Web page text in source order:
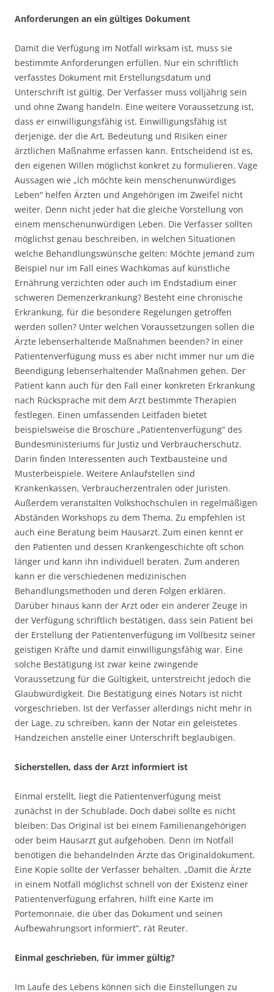
Anforderungen an ein gültiges Dokument
Damit die Verfügung im Notfall wirksam ist, muss sie
bestimmte Anforderungen erfüllen. Nur ein schriftlich
verfasstes Dokument mit Erstellungsdatum und
Unterschrift ist gültig. Der Verfasser muss volljährig sein
und ohne Zwang handeln. Eine weitere Voraussetzung ist,
dass er einwilligungsfähig ist. Einwilligungsfähig ist
derjenige, der die Art, Bedeutung und Risiken einer
ärztlichen Maßnahme erfassen kann. Entscheidend ist es,
den eigenen Willen möglichst konkret zu formulieren. Vage
Aussagen wie „Ich möchte kein menschenunwürdiges
Leben“ helfen Ärzten und Angehörigen im Zweifel nicht
weiter. Denn nicht jeder hat die gleiche Vorstellung von
einem menschenunwürdigen Leben. Die Verfasser sollten
möglichst genau beschreiben, in welchen Situationen
welche Behandlungswünsche gelten: Möchte jemand zum
Beispiel nur im Fall eines Wachkomas auf künstliche
Ernährung verzichten oder auch im Endstadium einer
schweren Demenzerkrankung? Besteht eine chronische
Erkrankung, für die besondere Regelungen getroffen
werden sollen? Unter welchen Voraussetzungen sollen die
Ärzte lebenserhaltende Maßnahmen beenden? In einer
Patientenverfügung muss es aber nicht immer nur um die
Beendigung lebenserhaltender Maßnahmen gehen. Der
Patient kann auch für den Fall einer konkreten Erkrankung
nach Rücksprache mit dem Arzt bestimmte Therapien
festlegen. Einen umfassenden Leitfaden bietet
beispielsweise die Broschüre „Patientenverfügung“ des
Bundesministeriums für Justiz und Verbraucherschutz.
Darin finden Interessenten auch Textbausteine und
Musterbeispiele. Weitere Anlaufstellen sind
Krankenkassen, Verbraucherzentralen oder Juristen.
Außerdem veranstalten Volkshochschulen in regelmäßigen
Abständen Workshops zu dem Thema. Zu empfehlen ist
auch eine Beratung beim Hausarzt. Zum einen kennt er
den Patienten und dessen Krankengeschichte oft schon
länger und kann ihn individuell beraten. Zum anderen
kann er die verschiedenen medizinischen
Behandlungsmethoden und deren Folgen erklären.
Darüber hinaus kann der Arzt oder ein anderer Zeuge in
der Verfügung schriftlich bestätigen, dass sein Patient bei
der Erstellung der Patientenverfügung im Vollbesitz seiner
geistigen Kräfte und damit einwilligungsfähig war. Eine
solche Bestätigung ist zwar keine zwingende
Voraussetzung für die Gültigkeit, unterstreicht jedoch die
Glaubwürdigkeit. Die Bestätigung eines Notars ist nicht
vorgeschrieben. Ist der Verfasser allerdings nicht mehr in
der Lage, zu schreiben, kann der Notar ein geleistetes
Handzeichen anstelle einer Unterschrift beglaubigen.
Sicherstellen, dass der Arzt informiert ist
Einmal erstellt, liegt die Patientenverfügung meist
zunächst in der Schublade. Doch dabei sollte es nicht
bleiben: Das Original ist bei einem Familienangehörigen
oder beim Hausarzt gut aufgehoben. Denn im Notfall
benötigen die behandelnden Ärzte das Originaldokument.
Eine Kopie sollte der Verfasser behalten. „Damit die Ärzte
in einem Notfall möglichst schnell von der Existenz einer
Patientenverfügung erfahren, hilft eine Karte im
Portemonnaie, die über das Dokument und seinen
Aufbewahrungsort informiert“, rät Reuter.
Einmal geschrieben, für immer gültig?
Im Laufe des Lebens können sich die Einstellungen zu